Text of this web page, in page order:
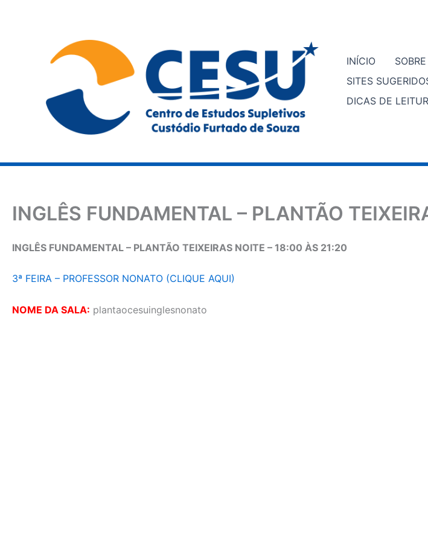
INÍCIO
SITES
DICAS DE
INGLÊS FUNDAMENTAL – PLANTÃO
INGLÊS FUNDAMENTAL – PLANTÃO TEIXEIRAS NOITE – 18:00 ÀS 21:20
3ª FEIRA – PROFESSOR NONATO (CLIQUE AQUI)
NOME DA SALA: plantaocesuinglesnonato